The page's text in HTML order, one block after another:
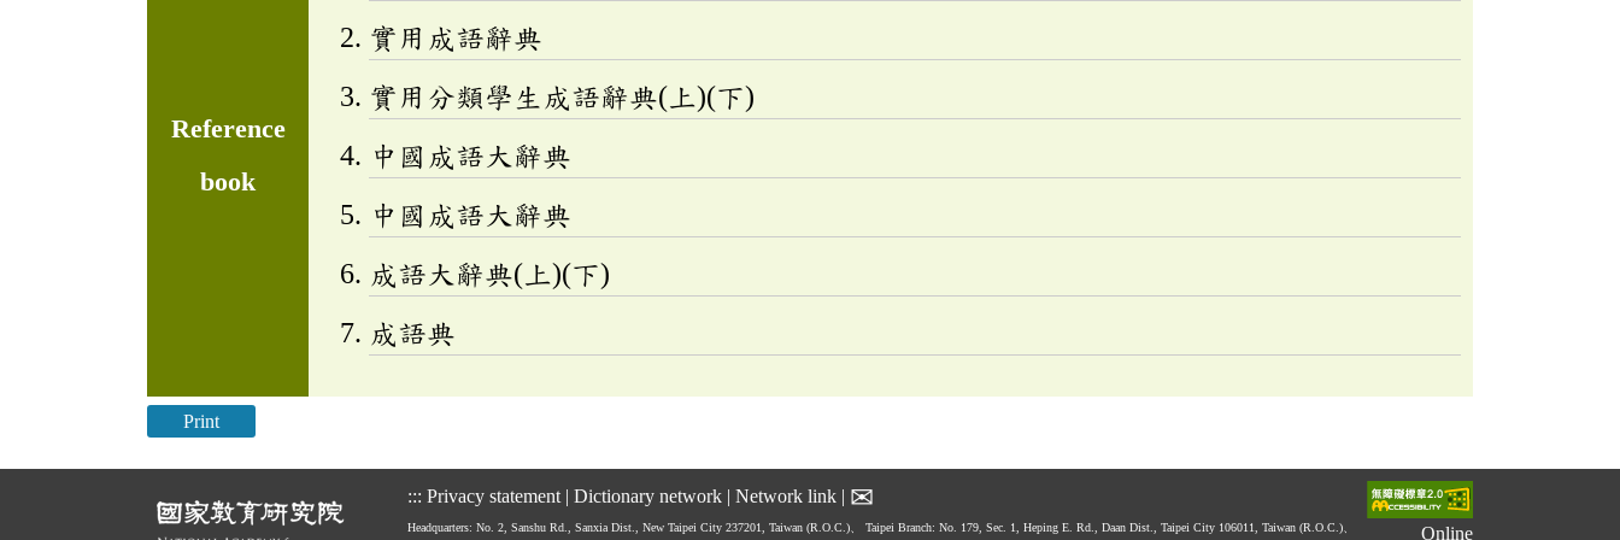
Reference
book
實用成語辭典
實用分類學生成語辭典(上)(下)
中國成語大辭典
中國成語大辭典
成語大辭典(上)(下)
成語典
Print
::: Privacy statement | Dictionary network | Network link | ✉
Headquarters: No. 2, Sanshu Rd., Sanxia Dist., New Taipei City 237201, Taiwan (R.O.C.)、 Taipei Branch: No. 179, Sec. 1, Heping E. Rd., Daan Dist., Taipei City 106011, Taiwan (R.O.C.)、 Online